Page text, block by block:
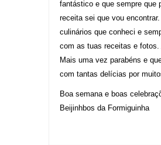
fantástico e que sempre que
receita sei que vou
culinários que conheci e
com as tuas receitas e fotos.
Mais uma vez parabéns e
com tantas delícias por
Boa semana e boas
Beijinhbos da Formiguinha